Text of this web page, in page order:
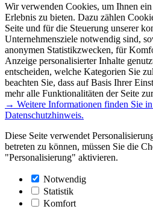
Wir verwenden Cookies, um Ihnen
Erlebnis zu bieten. Dazu zählen
Seite und für die Steuerung unserer
Unternehmensziele notwendig sind,
anonymen Statistikzwecken, für
Anzeige personalisierter Inhalte
entscheiden, welche Kategorien Sie
beachten Sie, dass auf Basis Ihrer
mehr alle Funktionalitäten der Seite
→ Weitere Informationen finden Sie in
Datenschutzhinweis.
Diese Seite verwendet
betreten zu können, müssen Sie die
"Personalisierung" aktivieren.
Notwendig
Statistik
Komfort